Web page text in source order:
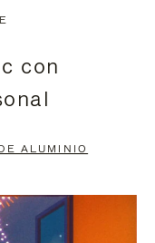
con
ALUMINIO